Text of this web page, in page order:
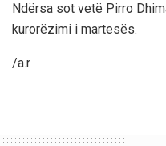
Ndërsa sot vetë Pirro
kurorëzimi i martesës.
/a.r